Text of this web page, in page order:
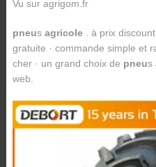
Vu sur agrigom.fr
pneus agricole. à prix
gratuite · commande simple et
cher · un grand choix de pneus
web.